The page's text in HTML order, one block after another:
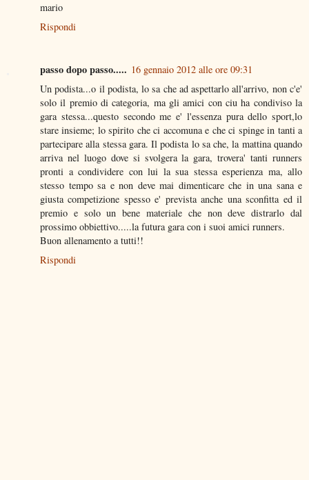
mario
Rispondi
passo dopo passo..... 16 gennaio 2012 alle ore 09:31
Un podista...o il podista, lo sa che ad aspettarlo all'arrivo, non c'e'
solo il premio di categoria, ma gli amici con ciu ha condiviso la
gara stessa...questo secondo me e' l'essenza pura dello sport,lo
stare insieme; lo spirito che ci accomuna e che ci spinge in tanti a
partecipare alla stessa gara. Il podista lo sa che, la mattina quando
arriva nel luogo dove si svolgera la gara, trovera' tanti runners
pronti a condividere con lui la sua stessa esperienza ma, allo
stesso tempo sa e non deve mai dimenticare che in una sana e
giusta competizione spesso e' prevista anche una sconfitta ed il
premio e solo un bene materiale che non deve distrarlo dal
prossimo obbiettivo.....la futura gara con i suoi amici runners.
Buon allenamento a tutti!!
Rispondi